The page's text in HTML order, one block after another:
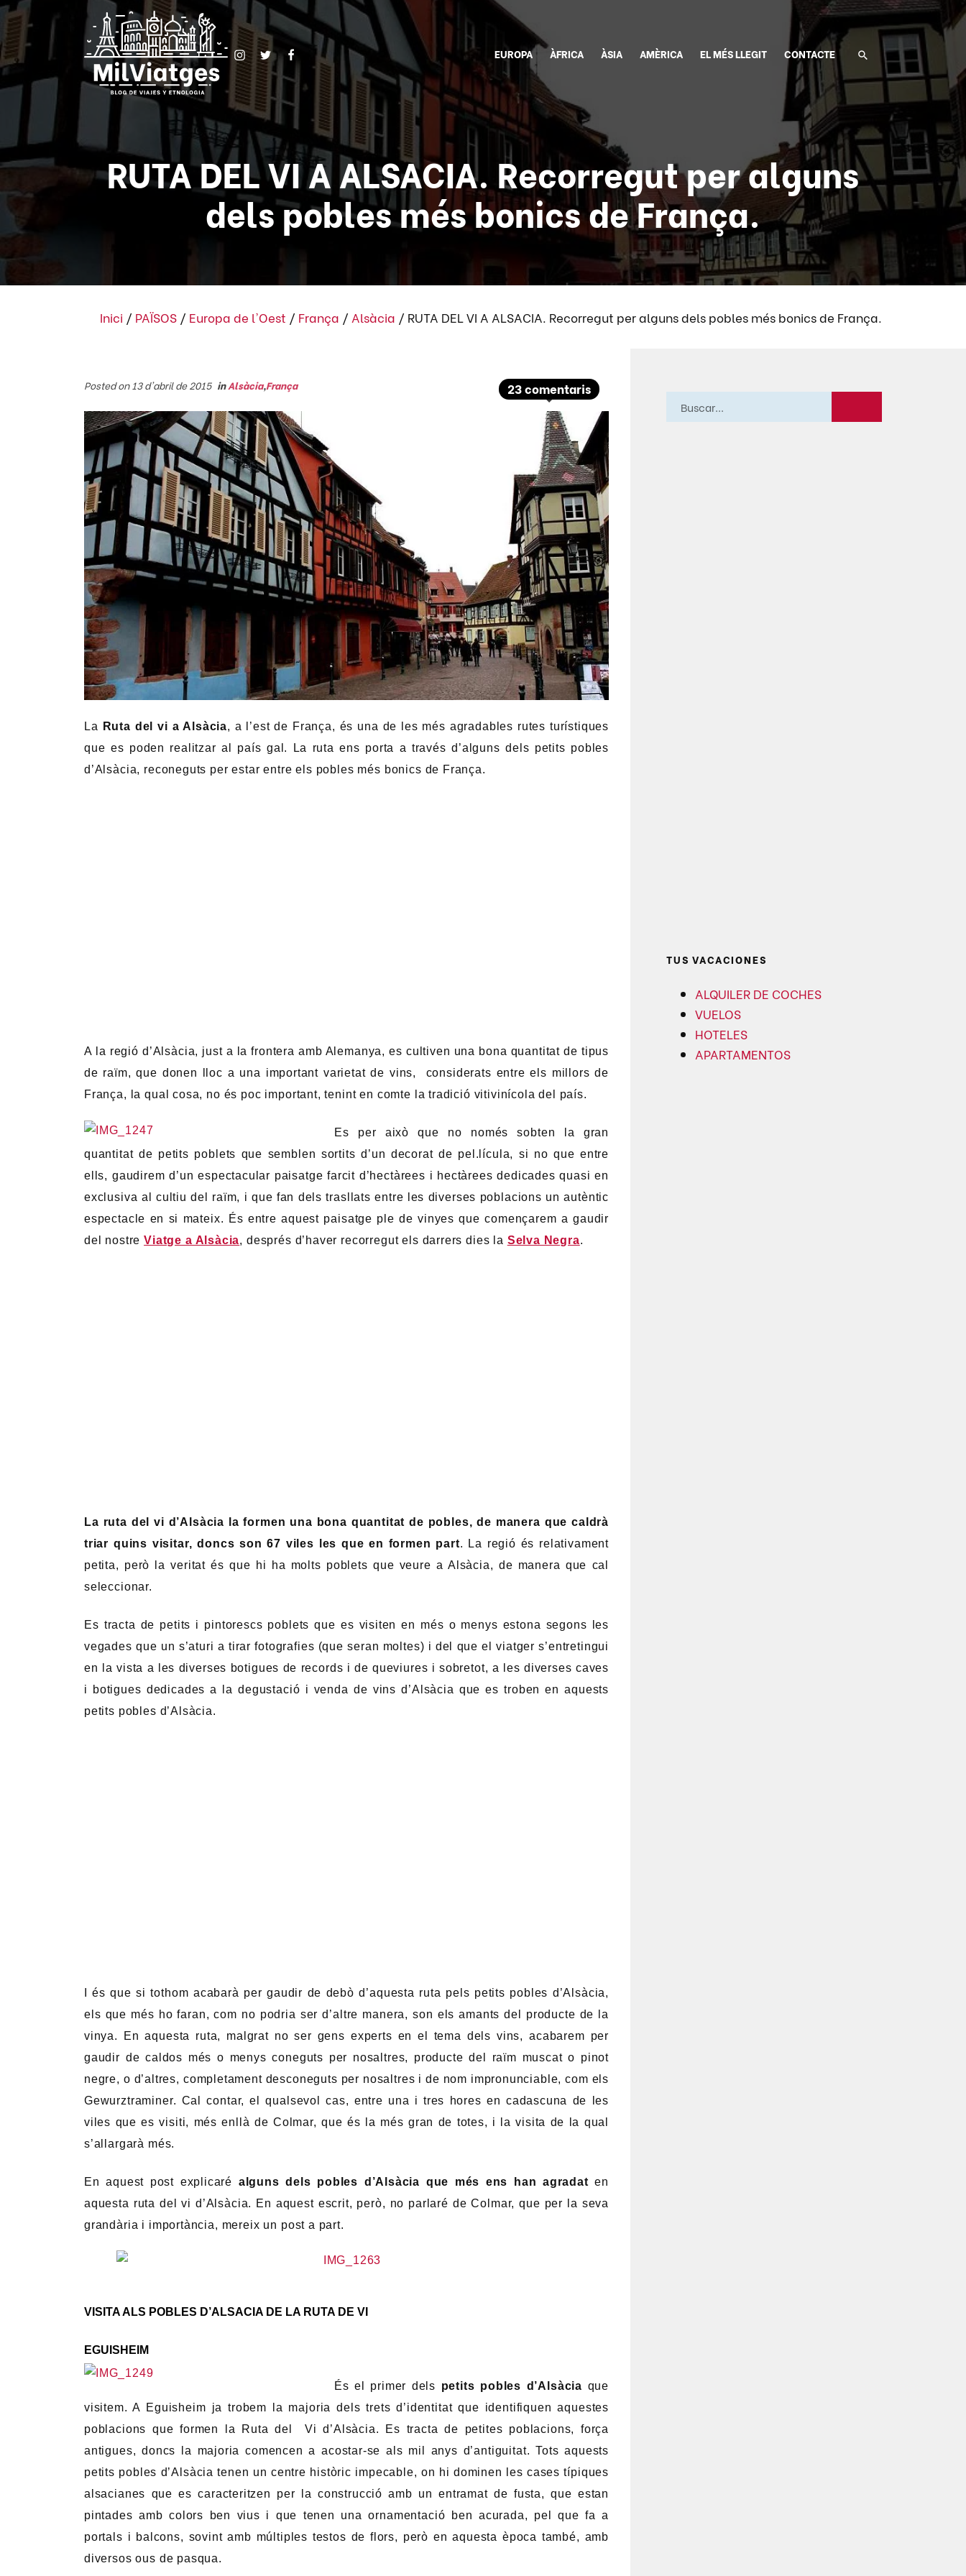
EUROPA ÀFRICA ÀSIA AMÈRICA EL MÉS LLEGIT CONTACTE
RUTA DEL VI A ALSACIA. Recorregut per alguns
dels pobles més bonics de França.
Inici / PAÏSOS / Europa de l'Oest / França / Alsàcia / RUTA DEL VI A ALSACIA. Recorregut per alguns dels pobles més bonics de França.
23 comentaris
Posted on 13 d'abril de 2015 inAlsàcia,França
La Ruta del vi a Alsàcia, a l’est de França, és una de les més agradables rutes turístiques
que es poden realitzar al país gal. La ruta ens porta a través d’alguns dels petits pobles
d’Alsàcia, reconeguts per estar entre els pobles més bonics de França.
A la regió d’Alsàcia, just a la frontera amb Alemanya, es cultiven una bona quantitat de tipus
de raïm, que donen lloc a una important varietat de vins, considerats entre els millors de
França, la qual cosa, no és poc important, tenint en comte la tradició vitivinícola del país.
Es per això que no només sobten la gran
quantitat de petits poblets que semblen sortits d’un decorat de pel.lícula, si no que entre
ells, gaudirem d’un espectacular paisatge farcit d’hectàrees i hectàrees dedicades quasi en
exclusiva al cultiu del raïm, i que fan dels trasllats entre les diverses poblacions un autèntic
espectacle en si mateix. És entre aquest paisatge ple de vinyes que començarem a gaudir
del nostreViatge a Alsàcia, després d’haver recorregut els darrers dies la Selva Negra.
La ruta del vi d’Alsàcia la formen una bona quantitat de pobles, de manera que caldrà
triar quins visitar, doncs son 67 viles les que en formen part. La regió és relativament
petita, però la veritat és que hi ha molts poblets que veure a Alsàcia, de manera que cal
seleccionar.
Es tracta de petits i pintorescs poblets que es visiten en més o menys estona segons les
vegades que un s’aturi a tirar fotografies (que seran moltes) i del que el viatger s’entretingui
en la vista a les diverses botigues de records i de queviures i sobretot, a les diverses caves
i botigues dedicades a la degustació i venda de vins d’Alsàcia que es troben en aquests
petits pobles d’Alsàcia.
I és que si tothom acabarà per gaudir de debò d’aquesta ruta pels petits pobles d’Alsàcia,
els que més ho faran, com no podria ser d’altre manera, son els amants del producte de la
vinya. En aquesta ruta, malgrat no ser gens experts en el tema dels vins, acabarem per
gaudir de caldos més o menys coneguts per nosaltres, producte del raïm muscat o pinot
negre, o d’altres, completament desconeguts per nosaltres i de nom impronunciable, com els
Gewurztraminer. Cal contar, el qualsevol cas, entre una i tres hores en cadascuna de les
viles que es visiti, més enllà de Colmar, que és la més gran de totes, i la visita de la qual
s’allargarà més.
En aquest post explicaré alguns dels pobles d’Alsàcia que més ens han agradat en
aquesta ruta del vi d’Alsàcia. En aquest escrit, però, no parlaré de Colmar, que per la seva
grandària i importància, mereix un post a part.
VISITA ALS POBLES D’ALSACIA DE LA RUTA DE VI
EGUISHEIM
És el primer dels petits pobles d’Alsàcia que
visitem. A Eguisheim ja trobem la majoria dels trets d’identitat que identifiquen aquestes
poblacions que formen la Ruta del Vi d’Alsàcia. Es tracta de petites poblacions, força
antigues, doncs la majoria comencen a acostar-se als mil anys d’antiguitat. Tots aquests
petits pobles d’Alsàcia tenen un centre històric impecable, on hi dominen les cases típiques
alsacianes que es caracteritzen per la construcció amb un entramat de fusta, que estan
pintades amb colors ben vius i que tenen una ornamentació ben acurada, pel que fa a
portals i balcons, sovint amb múltiples testos de flors, però en aquesta època també, amb
diversos ous de pasqua.
TUS VACACIONES
ALQUILER DE COCHES
VUELOS
HOTELES
APARTAMENTOS